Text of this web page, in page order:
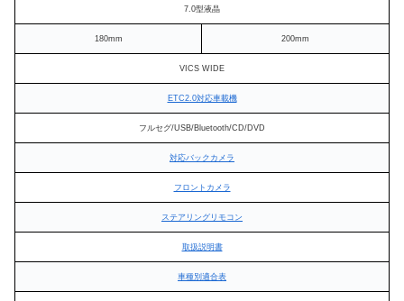
7.0型液晶
180mm 200mm
VICS WIDE
ETC2.0対応車載機
フルセグ/USB/Bluetooth/CD/DVD
対応バックカメラ
フロントカメラ
ステアリングリモコン
取扱説明書
車種別適合表